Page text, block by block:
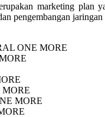
marketing plan
pengembangan jaringan
ONE MORE
MORE